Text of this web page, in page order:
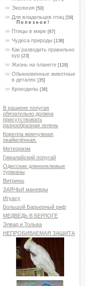
Экология [50]
Для владельцев птиц [59]
П о л е з н о е !
Птицы в мире [67]
Чудеса природы [138]
Как разводить правильно
кур [23]
Жизнь на планете [129]
Обыкновенные животные
в деталях [35]
Крокодилы [36]
В рационе попугая
обязательно должна
присутствовать
разнообразная зелень
Корелла жемчужная,
окаймлённая.
Метеоризм
Гималайский попугай
Одесские длинноклювые
турманы
Витрины
ЗАЯЧЬИ маневры
Игуасу
Большой Барьерный риф
МЕДВЕДЬ В БЕРЛОГЕ
Элвар и Тольва
НЕПРОБИВАЕМАЯ ЗАЩИТА